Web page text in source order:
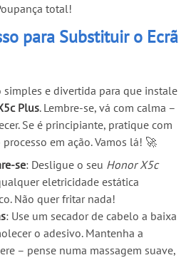
total!
para Substituir o Ecrã
e divertida para que instale
Plus. Lembre-se, vá com calma –
Se é principiante, pratique com
em ação. Vamos lá! 🚀
se: Desligue o seu Honor X5c
eletricidade estática
Não quer fritar nada!
: Use um secador de cabelo a baixa
o adesivo. Mantenha a
– pense numa massagem suave,